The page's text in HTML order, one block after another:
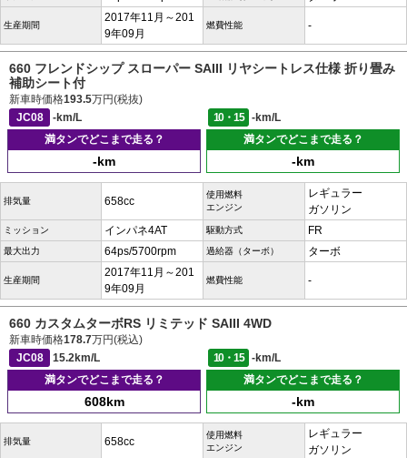
生産期間
2017年11月～201
9年09月
燃費性能 -
660 フレンドシップ スローパー SAIII リヤシートレス仕様 折り畳み
補助シート付
新車時価格193.5万円(税抜)
JC08
-km/L 10・15
-km/L
満タンでどこまで走る？
-km
満タンでどこまで走る？
-km
排気量 658cc
使用燃料
エンジン
レギュラー
ガソリン
ミッション インパネ4AT 駆動方式 FR
最大出力 64ps/5700rpm 過給器（ターボ） ターボ
生産期間
2017年11月～201
9年09月
燃費性能 -
660 カスタムターボRS リミテッド SAIII 4WD
新車時価格178.7万円(税込)
JC08
15.2km/L 10・15
-km/L
満タンでどこまで走る？
608km
満タンでどこまで走る？
-km
排気量 658cc
使用燃料
エンジン
レギュラー
ガソリン